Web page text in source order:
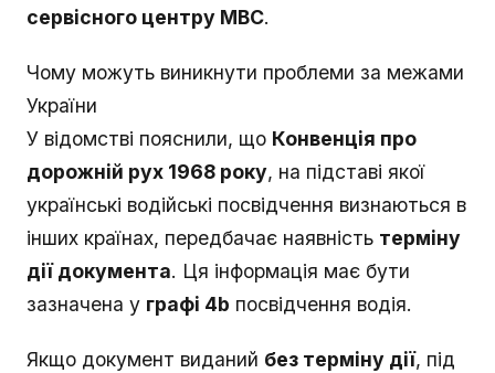
сервісного центру МВС.
Чому можуть виникнути проблеми за межами
України
У відомстві пояснили, що Конвенція про
дорожній рух 1968 року, на підставі якої
українські водійські посвідчення визнаються в
інших країнах, передбачає наявність терміну
дії документа. Ця інформація має бути
зазначена у графі 4b посвідчення водія.
Якщо документ виданий без терміну дії, під